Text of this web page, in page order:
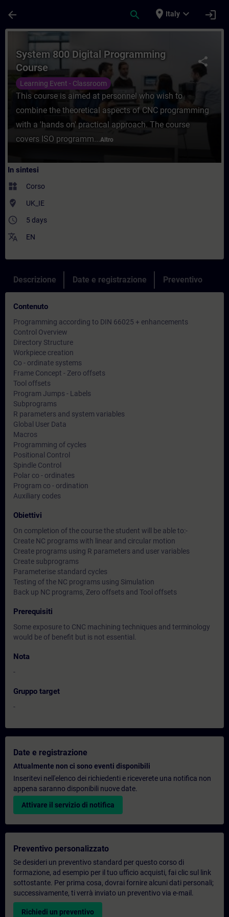
arrow_back search place Italy expand_more login
Corso - System 800 Digital
share
System 800 Digital Programming
Course
Learning Event - Classroom
This course is aimed at personnel who wish to
combine the theoretical aspects of CNC programming
with a 'hands on' practical approach. The course
covers ISO programm...Altro
In sintesi
widgets Corso
where_to_vote UK_IE
access_time 5 days
translate EN
Descrizione Date e registrazione Preventivo
Contenuto
Programming according to DIN 66025 + enhancements
Control Overview
Directory Structure
Workpiece creation
Co - ordinate systems
Frame Concept - Zero offsets
Tool offsets
Program Jumps - Labels
Subprograms
R parameters and system variables
Global User Data
Macros
Programming of cycles
Positional Control
Spindle Control
Polar co - ordinates
Program co - ordination
Auxiliary codes
Obiettivi
On completion of the course the student will be able to:-
Create NC programs with linear and circular motion
Create programs using R parameters and user variables
Create subprograms
Parameterise standard cycles
Testing of the NC programs using Simulation
Back up NC programs, Zero offsets and Tool offsets
Prerequisiti
Some exposure to CNC machining techniques and terminology
would be of benefit but is not essential.
Nota
-
Gruppo target
-
Date e registrazione
Attualmente non ci sono eventi disponibili
Inseritevi nell'elenco dei richiedenti e riceverete una notifica non
appena saranno disponibili nuove date.
Attivare il servizio di notifica
Preventivo personalizzato
Se desideri un preventivo standard per questo corso di
formazione, ad esempio per il tuo ufficio acquisti, fai clic sul link
sottostante. Per prima cosa, dovrai fornire alcuni dati personali;
successivamente, ti verrà inviato un preventivo via e-mail.
Richiedi un preventivo